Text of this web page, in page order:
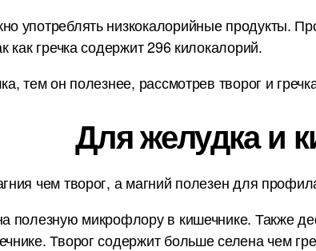
употреблять низкокалорийные продукты.
как гречка содержит 296 килокалорий.
тем он полезнее, рассмотрев творог и
Для желудка и
чем творог, а магний полезен для
полезную микрофлору в кишечнике. Также
Творог содержит больше селена чем